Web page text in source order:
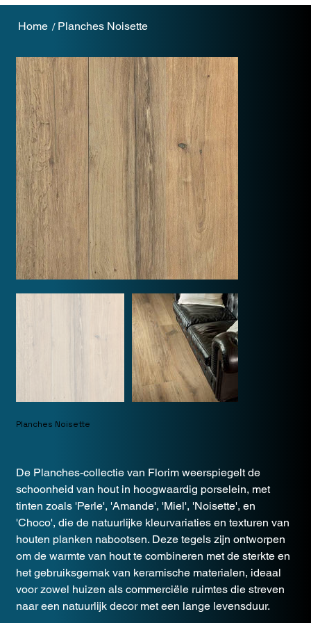
Home / Planches Noisette
Planches Noisette
De Planches-collectie van Florim weerspiegelt de
schoonheid van hout in hoogwaardig porselein, met
tinten zoals 'Perle', 'Amande', 'Miel', 'Noisette', en
'Choco', die de natuurlijke kleurvariaties en texturen van
houten planken nabootsen. Deze tegels zijn ontworpen
om de warmte van hout te combineren met de sterkte en
het gebruiksgemak van keramische materialen, ideaal
voor zowel huizen als commerciële ruimtes die streven
naar een natuurlijk decor met een lange levensduur.